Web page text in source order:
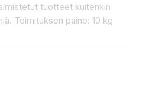
tuotteet kuitenkin
Toimituksen paino: 10 kg